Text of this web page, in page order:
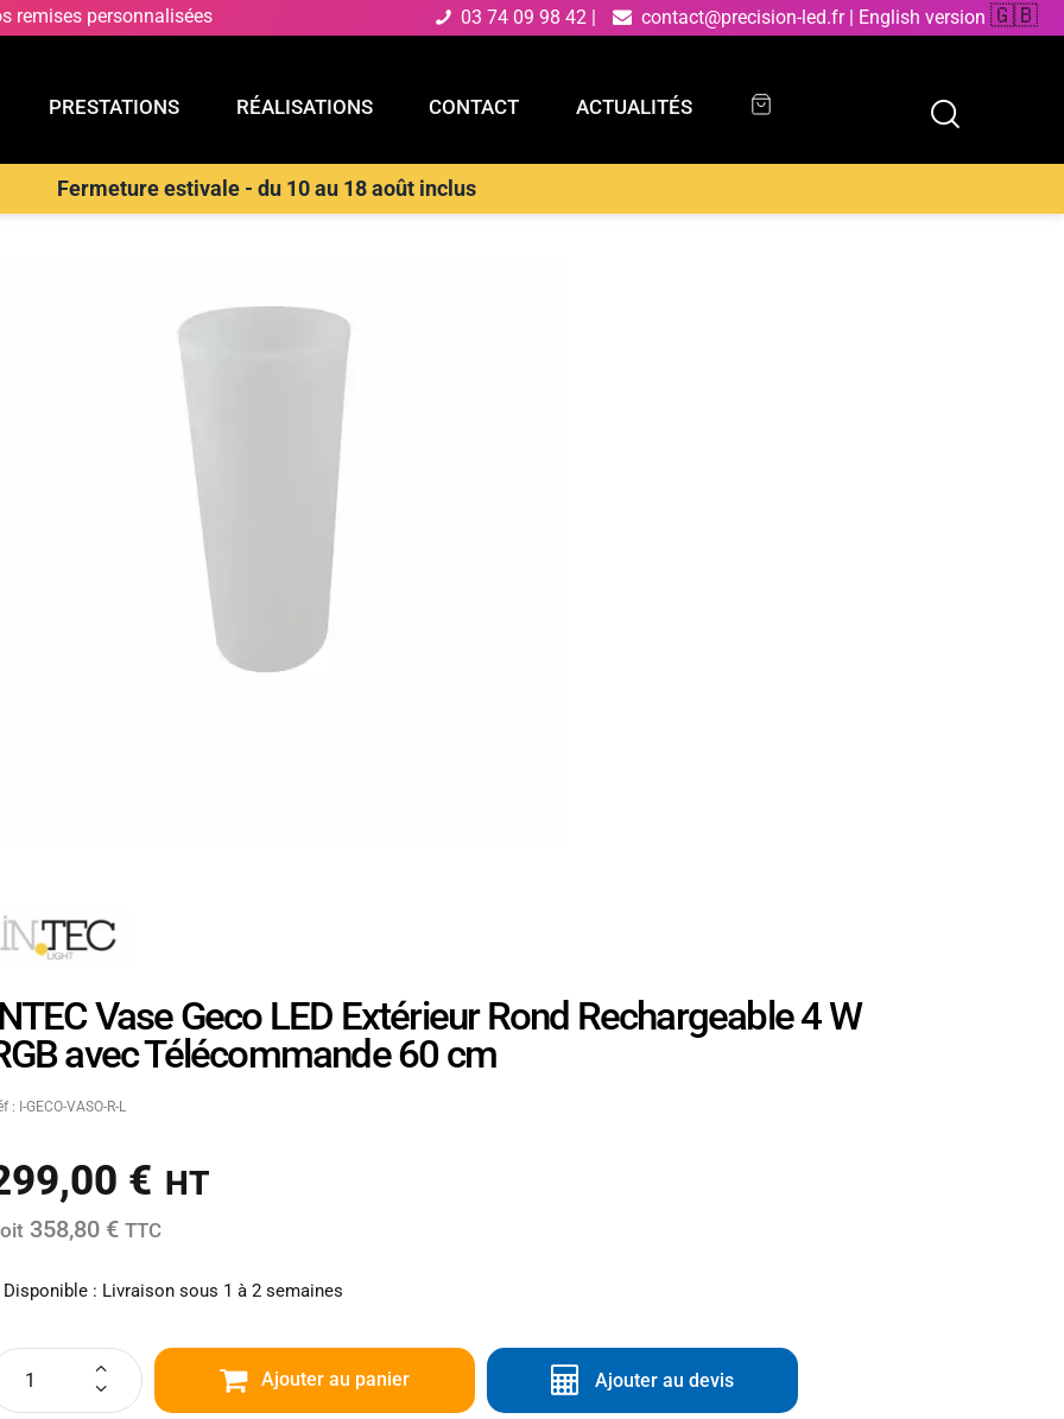
remises personnalisées 03 74 09 98 42 | contact@precision-led.fr | English version 🇬🇧
PRESTATIONS RÉALISATIONS CONTACT ACTUALITÉS
Fermeture estivale - du 10 au 18 août inclus
PRESTATIONS RÉALISATIONS CONTACT
rechargeable>INTEC Vase Geco LED Extérieur Rond Rechargeable 4 W RGB avec Télécommande 60 cm
Vase Geco LED Extérieur Rond Rechargeable 4 W
avec Télécommande 60 cm
: I-GECO-VASO-R-L
€ HT
358,80 € TTC
Disponible : Livraison sous 1 à 2 semaines
Ajouter au panier Ajouter au devis